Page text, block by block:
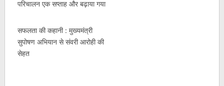
परिचालन एक सप्ताह और बढ़ाया गया
सफलता की कहानी : मुख्यमंत्री
सुपोषण अभियान से संवरी आरोही की
सेहत